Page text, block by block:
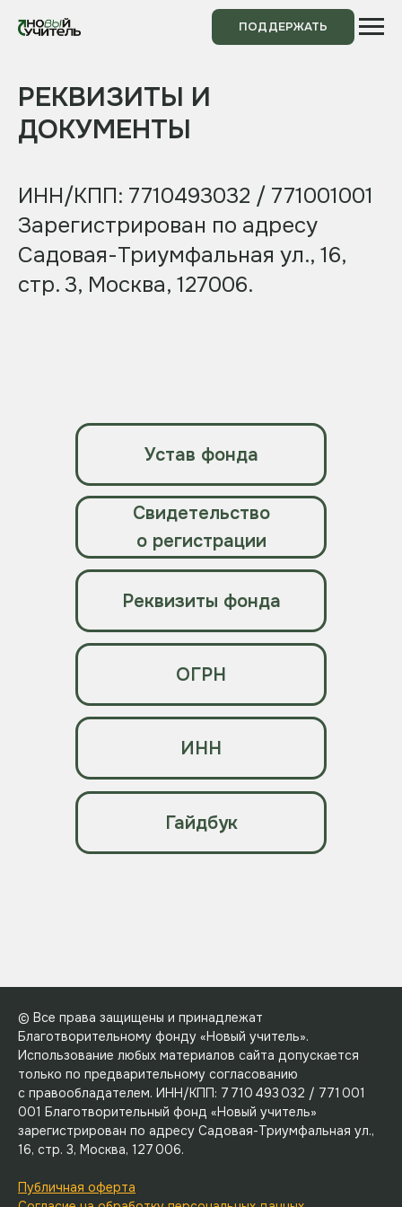
ПОДДЕРЖАТЬ
РЕКВИЗИТЫ И
ДОКУМЕНТЫ
ИНН/КПП: 7710493032 / 771001001
Зарегистрирован по адресу
Садовая-Триумфальная ул., 16,
стр. 3, Москва, 127006.
Устав фонда
Реквизиты фонда
Свидетельство
о регистрации
ОГРН
ИНН
Гайдбук
© Все права защищены и принадлежат
Благотворительному фонду «Новый учитель».
Использование любых материалов сайта допускается
только по предварительному согласованию
с правообладателем. ИНН/КПП: 7 710 493 032 / 771 001
001 Благотворительный фонд «Новый учитель»
зарегистрирован по адресу Садовая-Триумфальная ул.,
16, стр. 3, Москва, 127 006.
Публичная оферта